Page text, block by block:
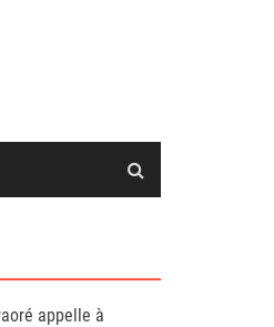
appelle à